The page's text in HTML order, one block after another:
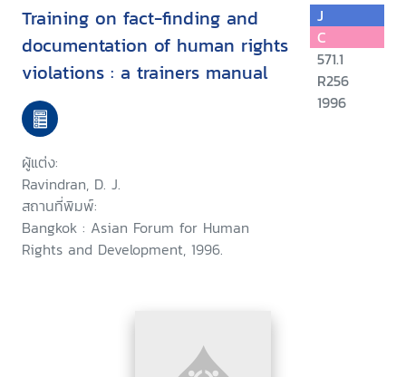
Training on fact-finding and
documentation of human rights
violations : a trainers manual
ผู้แต่ง:
Ravindran, D. J.
สถานที่พิมพ์:
Bangkok : Asian Forum for Human
Rights and Development, 1996.
J
C
571.1
R256
1996